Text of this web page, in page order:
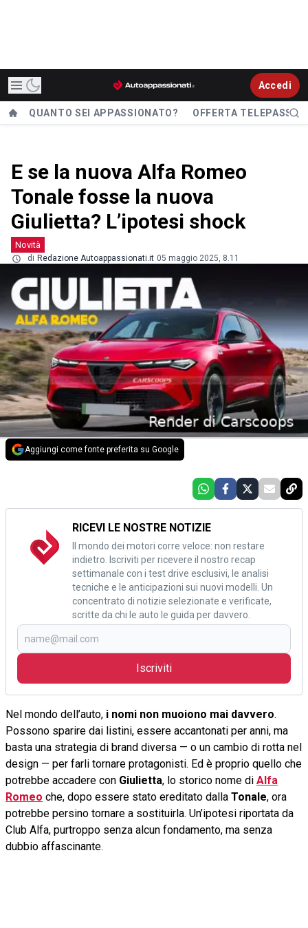
Accedi
QUANTO SEI APPASSIONATO? OFFERTA TELEPASS
E se la nuova Alfa Romeo
Tonale fosse la nuova
Giulietta? L’ipotesi shock
Novità
di Redazione Autoappassionati.it 05 maggio 2025, 8.11
Aggiungi come fonte preferita su Google
RICEVI LE NOSTRE NOTIZIE
Il mondo dei motori corre veloce: non restare
indietro. Iscriviti per ricevere il nostro recap
settimanale con i test drive esclusivi, le analisi
tecniche e le anticipazioni sui nuovi modelli. Un
concentrato di notizie selezionate e verificate,
scritte da chi le auto le guida per davvero.
Iscriviti
Nel mondo dell’auto, i nomi non muoiono mai davvero.
Possono sparire dai listini, essere accantonati per anni, ma
basta una strategia di brand diversa — o un cambio di rotta nel
design — per farli tornare protagonisti. Ed è proprio quello che
potrebbe accadere con Giulietta, lo storico nome di Alfa
Romeo che, dopo essere stato ereditato dalla Tonale, ora
potrebbe persino tornare a sostituirla. Un’ipotesi riportata da
Club Alfa, purtroppo senza alcun fondamento, ma senza
dubbio affascinante.